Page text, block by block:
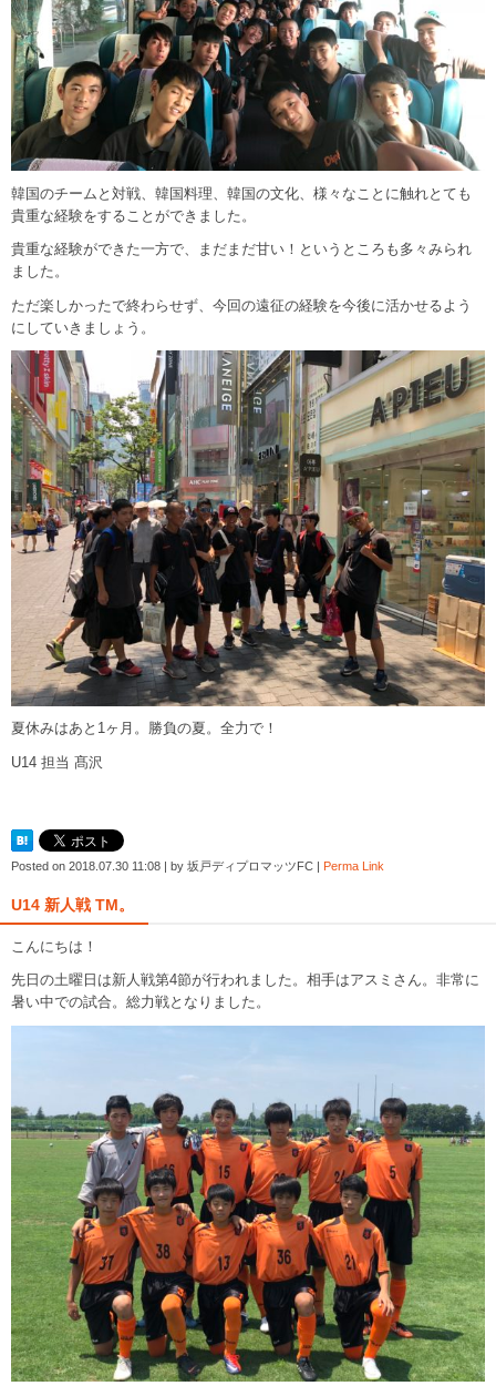
韓国のチームと対戦、韓国料理、韓国の文化、様々なことに触れとても
貴重な経験をすることができました。
貴重な経験ができた一方で、まだまだ甘い！というところも多々みられ
ました。
ただ楽しかったで終わらせず、今回の遠征の経験を今後に活かせるよう
にしていきましょう。
夏休みはあと1ヶ月。勝負の夏。全力で！
U14 担当 髙沢
Posted on 2018.07.30 11:08 | by 坂戸ディプロマッツFC | Perma Link
U14 新人戦 TM。
こんにちは！
先日の土曜日は新人戦第4節が行われました。相手はアスミさん。非常に
暑い中での試合。総力戦となりました。